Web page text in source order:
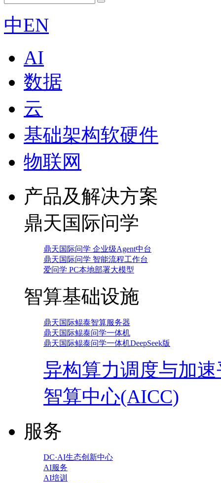
中EN
AI
数据
云
基础架构软硬件
物联网
产品及解决方案
鼎天国际问学
鼎天国际问学 企业级Agent中台
鼎天国际问学 智能流程工作台
爱问学 PC本地部署大模型
智算基础设施
鼎天国际鲲泰智算服务器
鼎天国际鲲泰问学一体机
鼎天国际鲲泰问学一体机DeepSeek版
异构算力调度与加
智算中心(AICC)
服务
DC·AI生态创新中心
AI服务
AI培训